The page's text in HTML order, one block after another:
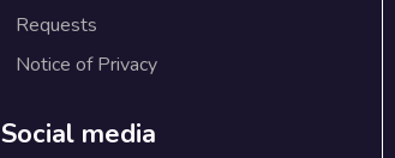
Requests
Notice of Privacy
Social media